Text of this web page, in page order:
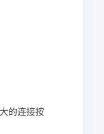
的连接按